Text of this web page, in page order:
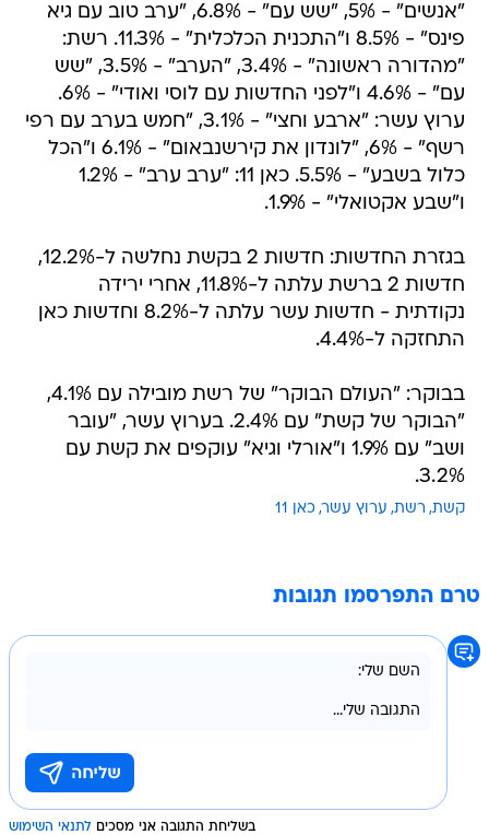
"אנשים" - 5%, "שש עם" - 6.8%, "ערב טוב עם גיא
פינס" - 8.5% ו"התכנית הכלכלית" - 11.3%. רשת:
"מהדורה ראשונה" - 3.4%, "הערב" - 3.5%, "שש
עם" - 4.6% ו"לפני החדשות עם לוסי ואודי" - 6%.
ערוץ עשר: "ארבע וחצי" - 3.1%, "חמש בערב עם רפי
רשף" - 6%, "לונדון את קירשנבאום" - 6.1% ו"הכל
כלול בשבע" - 5.5%. כאן 11: "ערב ערב" - 1.2%
ו"שבע אקטואלי" - 1.9%.
בגזרת החדשות: חדשות 2 בקשת נחלשה ל-12.2%,
חדשות 2 ברשת עלתה ל-11.8%, אחרי ירידה
נקודתית - חדשות עשר עלתה ל-8.2% וחדשות כאן
התחזקה ל-4.4%.
בבוקר: "העולם הבוקר" של רשת מובילה עם 4.1%,
"הבוקר של קשת" עם 2.4%. בערוץ עשר, "עובר
ושב" עם 1.9% ו"אורלי וגיא" עוקפים את קשת עם
3.2%.
קשת רשת ערוץ עשר כאן 11
טרם התפרסמו תגובות
בשליחת התגובה אני מסכים לתנאי השימוש